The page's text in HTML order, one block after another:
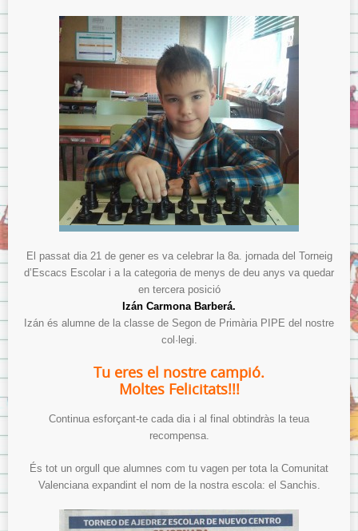
El passat dia 21 de gener es va celebrar la 8a. jornada del Torneig
d’Escacs Escolar i a la categoria de menys de deu anys va quedar
en tercera posició
Izán Carmona Barberá.
Izán és alumne de la classe de Segon de Primària PIPE del nostre
col·legi.
Tu eres el nostre campió.
Moltes Felicitats!!!
Continua esforçant-te cada dia i al final obtindràs la teua
recompensa.
És tot un orgull que alumnes com tu vagen per tota la Comunitat
Valenciana expandint el nom de la nostra escola: el Sanchis.